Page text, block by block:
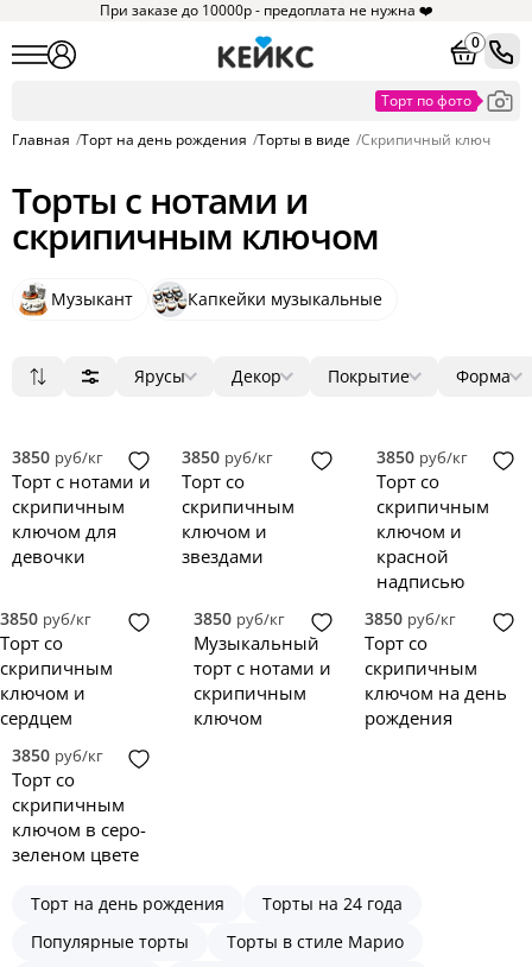
При заказе до 10000р - предоплата не нужна ❤️
0
Главная /Торт на день рождения /Торты в виде /Скрипичный ключ
Торты с нотами и
скрипичным ключом
Музыкант Капкейки музыкальные
Сначала дорогие
Новинки
Ярусы
3
0
4
0
0
Декор
цветы
0
фотопечать
надпись
топпер
Покрытие
крем
0
зеркальная глазурь
0
голый торт
0
велюр
0
Форма
прямоугольник
сердце
3D
3850 руб/кг
Торт с нотами и
скрипичным
ключом для
девочки
3850 руб/кг
Торт со
скрипичным
ключом и
звездами
3850 руб/кг
Торт со
скрипичным
ключом и
красной
надписью
3850 руб/кг
Торт со
скрипичным
ключом и
сердцем
3850 руб/кг
Музыкальный
торт с нотами и
скрипичным
ключом
3850 руб/кг
Торт со
скрипичным
ключом на день
рождения
3850 руб/кг
Торт со
скрипичным
ключом в серо-
зеленом цвете
Торт на день рождения
Торты на 24 года
Популярные торты
Торты в стиле Марио